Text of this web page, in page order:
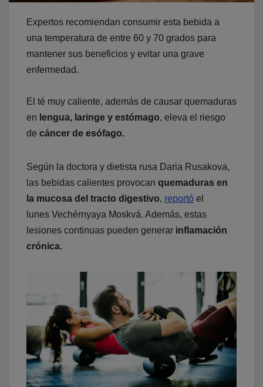
Expertos recomiendan consumir esta bebida a
una temperatura de entre 60 y 70 grados para
mantener sus beneficios y evitar una grave
enfermedad.
El té muy caliente, además de causar quemaduras
en lengua, laringe y estómago, eleva el riesgo
de cáncer de esófago.
Según la doctora y dietista rusa Daria Rusakova,
las bebidas calientes provocan quemaduras en
la mucosa del tracto digestivo, reportó el
lunes Vechérnyaya Moskvá. Además, estas
lesiones continuas pueden generar inflamación
crónica.​